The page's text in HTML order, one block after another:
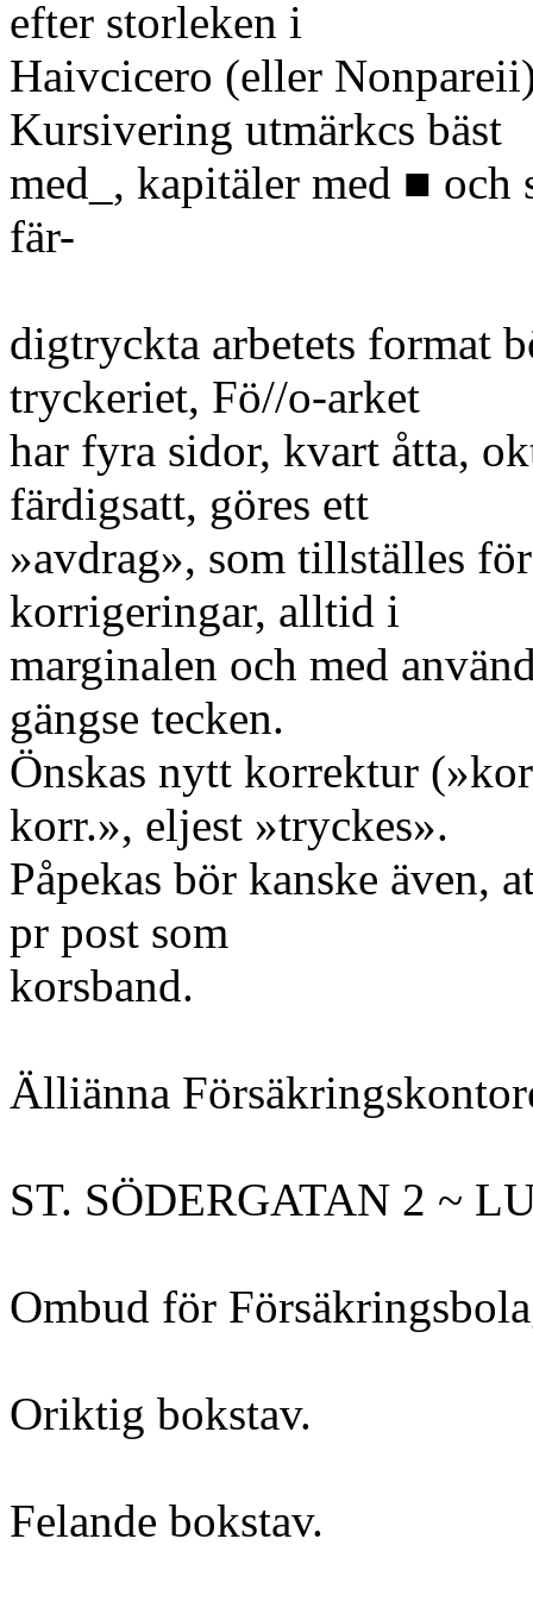
efter storleken i
Haivcicero (eller
Kursivering utmärkcs bäst
med_, kapitäler med ■ och
fär-
digtryckta arbetets format
tryckeriet, Fö//o-arket
har fyra sidor, kvart åtta,
färdigsatt, göres ett
»avdrag», som tillställes
korrigeringar, alltid i
marginalen och med
gängse tecken.
Önskas nytt korrektur
korr.», eljest »tryckes».
Påpekas bör kanske även,
pr post som
korsband.
Älliänna
ST. SÖDERGATAN 2 ~
Ombud för
Oriktig bokstav.
Felande bokstav.